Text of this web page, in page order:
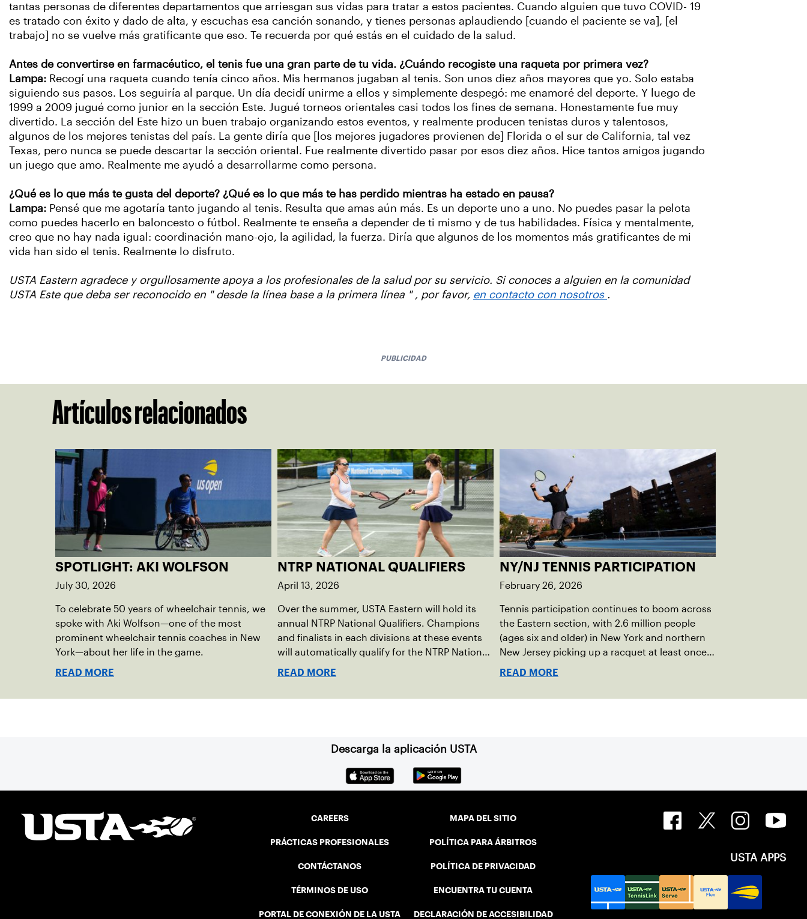
tantas personas de diferentes departamentos que arriesgan sus vidas para tratar a estos pacientes. Cuando alguien que tuvo COVID- 19
es tratado con éxito y dado de alta, y escuchas esa canción sonando, y tienes personas aplaudiendo [cuando el paciente se va], [el
trabajo] no se vuelve más gratificante que eso. Te recuerda por qué estás en el cuidado de la salud.
Antes de convertirse en farmacéutico, el tenis fue una gran parte de tu vida. ¿Cuándo recogiste una raqueta por primera vez?
Lampa: Recogí una raqueta cuando tenía cinco años. Mis hermanos jugaban al tenis. Son unos diez años mayores que yo. Solo estaba
siguiendo sus pasos. Los seguiría al parque. Un día decidí unirme a ellos y simplemente despegó: me enamoré del deporte. Y luego de
1999 a 2009 jugué como junior en la sección Este. Jugué torneos orientales casi todos los fines de semana. Honestamente fue muy
divertido. La sección del Este hizo un buen trabajo organizando estos eventos, y realmente producen tenistas duros y talentosos,
algunos de los mejores tenistas del país. La gente diría que [los mejores jugadores provienen de] Florida o el sur de California, tal vez
Texas, pero nunca se puede descartar la sección oriental. Fue realmente divertido pasar por esos diez años. Hice tantos amigos jugando
un juego que amo. Realmente me ayudó a desarrollarme como persona.
¿Qué es lo que más te gusta del deporte? ¿Qué es lo que más te has perdido mientras ha estado en pausa?
Lampa: Pensé que me agotaría tanto jugando al tenis. Resulta que amas aún más. Es un deporte uno a uno. No puedes pasar la pelota
como puedes hacerlo en baloncesto o fútbol. Realmente te enseña a depender de ti mismo y de tus habilidades. Física y mentalmente,
creo que no hay nada igual: coordinación mano-ojo, la agilidad, la fuerza. Diría que algunos de los momentos más gratificantes de mi
vida han sido el tenis. Realmente lo disfruto.
USTA Eastern agradece y orgullosamente apoya a los profesionales de la salud por su servicio. Si conoces a alguien en la comunidad
USTA Este que deba ser reconocido en " desde la línea base a la primera línea " , por favor, en contacto con nosotros .
PUBLICIDAD
Artículos relacionados
SPOTLIGHT: AKI WOLFSON
July 30, 2026
To celebrate 50 years of wheelchair tennis, we
spoke with Aki Wolfson—one of the most
prominent wheelchair tennis coaches in New
York—about her life in the game.
READ MORE
NTRP NATIONAL QUALIFIERS
April 13, 2026
Over the summer, USTA Eastern will hold its
annual NTRP National Qualifiers. Champions
and finalists in each divisions at these events
will automatically qualify for the NTRP National
Championships in spring 2026.
READ MORE
NY/NJ TENNIS PARTICIPATION
February 26, 2026
Tennis participation continues to boom across
the Eastern section, with 2.6 million people
(ages six and older) in New York and northern
New Jersey picking up a racquet at least once
in 2025.
READ MORE
Descarga la aplicación USTA
CAREERS
PRÁCTICAS PROFESIONALES
CONTÁCTANOS
TÉRMINOS DE USO
PORTAL DE CONEXIÓN DE LA USTA
MAPA DEL SITIO
POLÍTICA PARA ÁRBITROS
POLÍTICA DE PRIVACIDAD
ENCUENTRA TU CUENTA
DECLARACIÓN DE ACCESIBILIDAD
USTA APPS